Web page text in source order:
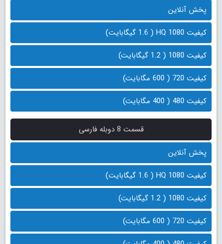
پخش آنلاین
کیفیت 1080 HQ ( 1.6 گیگابایت)
کیفیت 1080 ( 1.2 گیگابایت)
کیفیت 720 ( 600 مگابایت)
کیفیت 480 ( 400 مگابایت)
قسمت 8 دوبله فارسی
پخش آنلاین
کیفیت 1080 HQ ( 1.6 گیگابایت)
کیفیت 1080 ( 1.2 گیگابایت)
کیفیت 720 ( 600 مگابایت)